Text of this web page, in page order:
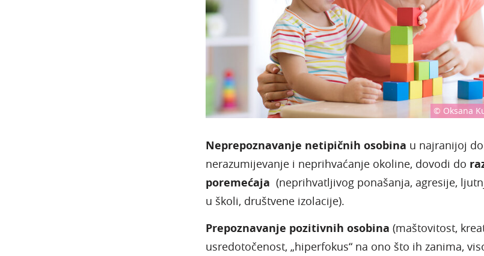
© Oksana
Neprepoznavanje netipičnih osobina u najranijoj
nerazumijevanje i neprihvaćanje okoline, dovodi do
poremećaja (neprihvatljivog ponašanja, agresije,
u školi, društvene izolacije).
Prepoznavanje pozitivnih osobina (maštovitost,
usredotočenost, „hiperfokus“ na ono što ih zanima,